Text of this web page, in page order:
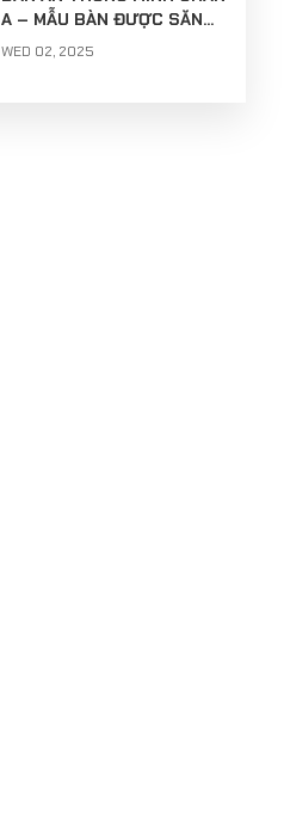
A – MẪU BÀN ĐƯỢC SĂN
ĐÓN NHẤT HIỆN NAY!
WED 02, 2025